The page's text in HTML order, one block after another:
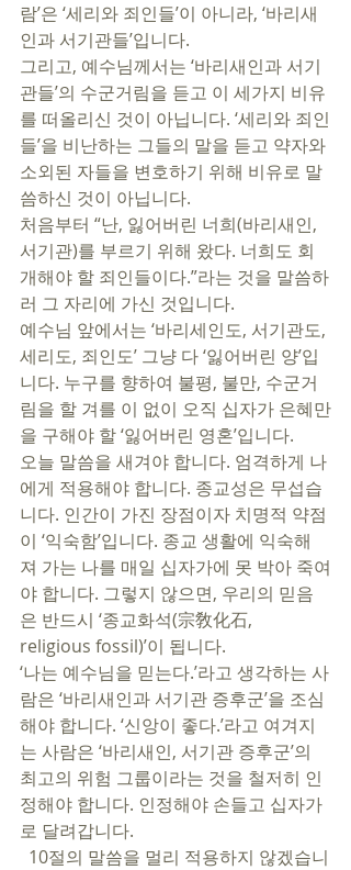
람’은 ‘세리와 죄인들’이 아니라, ‘바리새
인과 서기관들’입니다.
그리고, 예수님께서는 ‘바리새인과 서기
관들’의 수군거림을 듣고 이 세가지 비유
를 떠올리신 것이 아닙니다. ‘세리와 죄인
들’을 비난하는 그들의 말을 듣고 약자와
소외된 자들을 변호하기 위해 비유로 말
씀하신 것이 아닙니다.
처음부터 “난, 잃어버린 너희(바리새인,
서기관)를 부르기 위해 왔다. 너희도 회
개해야 할 죄인들이다.”라는 것을 말씀하
러 그 자리에 가신 것입니다.
예수님 앞에서는 ‘바리세인도, 서기관도,
세리도, 죄인도’ 그냥 다 ‘잃어버린 양’입
니다. 누구를 향하여 불평, 불만, 수군거
림을 할 겨를 이 없이 오직 십자가 은혜만
을 구해야 할 ‘잃어버린 영혼’입니다.
오늘 말씀을 새겨야 합니다. 엄격하게 나
에게 적용해야 합니다. 종교성은 무섭습
니다. 인간이 가진 장점이자 치명적 약점
이 ‘익숙함’입니다. 종교 생활에 익숙해
져 가는 나를 매일 십자가에 못 박아 죽여
야 합니다. 그렇지 않으면, 우리의 믿음
은 반드시 ‘종교화석(宗敎化石,
religious fossil)’이 됩니다.
‘나는 예수님을 믿는다.’라고 생각하는 사
람은 ‘바리새인과 서기관 증후군’을 조심
해야 합니다. ‘신앙이 좋다.’라고 여겨지
는 사람은 ‘바리새인, 서기관 증후군’의
최고의 위험 그룹이라는 것을 철저히 인
정해야 합니다. 인정해야 손들고 십자가
로 달려갑니다.